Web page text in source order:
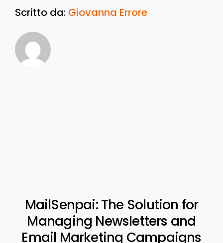
Scritto da: Giovanna Errore
MailSenpai: The Solution for
Managing Newsletters and
Email Marketing Campaigns